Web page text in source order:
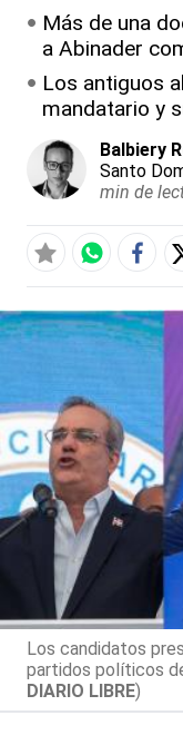
Más de una
a Abinader
Los antiguos
mandatario y
Balbiery
Santo
min de
Los candidatos
partidos políticos
DIARIO LIBRE)